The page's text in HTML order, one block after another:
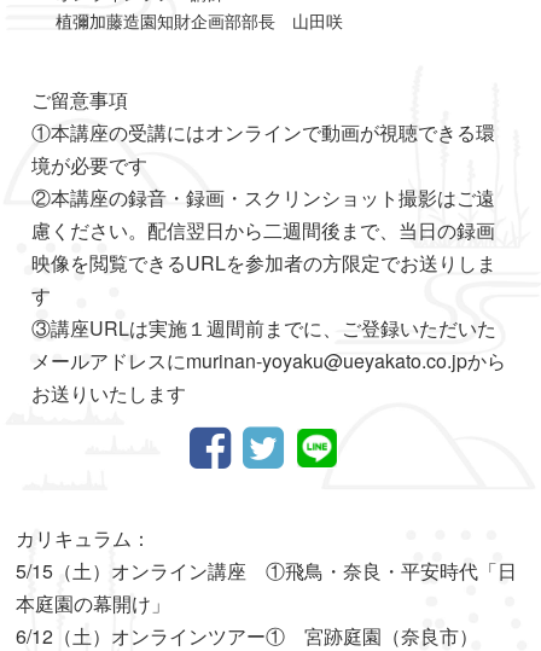
植彌加藤造園知財企画部部長 山田咲
ご留意事項
①本講座の受講にはオンラインで動画が視聴できる環
境が必要です
②本講座の録音・録画・スクリンショット撮影はご遠
慮ください。配信翌日から二週間後まで、当日の録画
映像を閲覧できるURLを参加者の方限定でお送りしま
す
③講座URLは実施１週間前までに、ご登録いただいた
メールアドレスにmurinan-yoyaku@ueyakato.co.jpから
お送りいたします
カリキュラム：
5/15（土）オンライン講座 ①飛鳥・奈良・平安時代「日
本庭園の幕開け」
6/12（土）オンラインツアー① 宮跡庭園（奈良市）